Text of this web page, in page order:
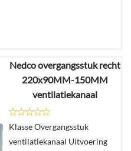
€28,50
€19,48
In
Nedco overgangsstuk recht
220x90MM-150MM
ventilatiekanaal
Klasse Overgangsstuk
ventilatiekanaal Uitvoering